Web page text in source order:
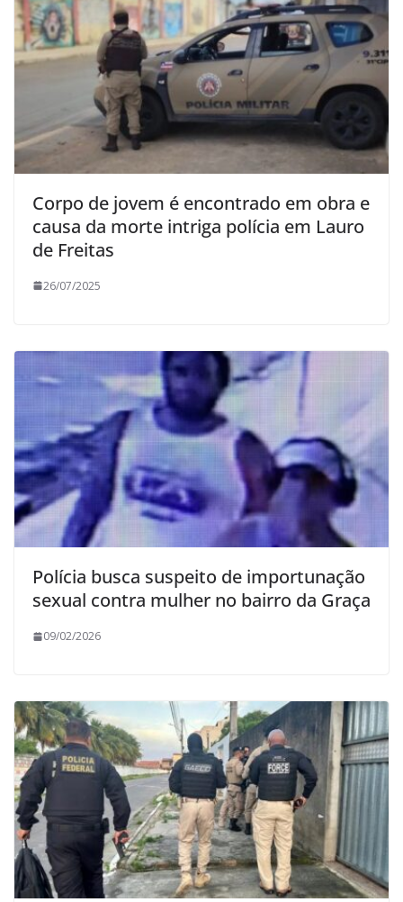
Corpo de jovem é encontrado em obra e
causa da morte intriga polícia em Lauro
de Freitas
26/07/2025
Polícia busca suspeito de importunação
sexual contra mulher no bairro da Graça
09/02/2026